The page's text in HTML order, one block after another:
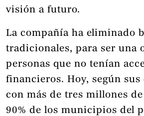
visión a futuro.
La compañía ha eliminado
tradicionales, para ser una
personas que no tenían
financieros. Hoy, según
con más de tres millones
90% de los municipios del